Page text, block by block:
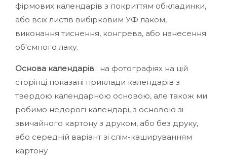
фірмових календарів з покриттям обкладинки,
або всіх листів вибірковим УФ лаком,
виконання тиснення, конгрева, або нанесення
об'ємного лаку.
Основа календарів : на фотографіях на цій
сторінці показані приклади календарів з
твердою календарною основою, але також ми
робимо недорогі календарі, з основою зі
звичайного картону з друком, або без друку,
або середній варіант зі слім-кашируванням
картону